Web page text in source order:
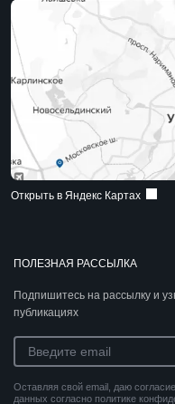
ПОЛЕЗНАЯ РАССЫЛКА
Подпишитесь на рассылку и
публикациях
Оставляя свой email, даю
данных согласно политике
Открыть в Яндекс Картах